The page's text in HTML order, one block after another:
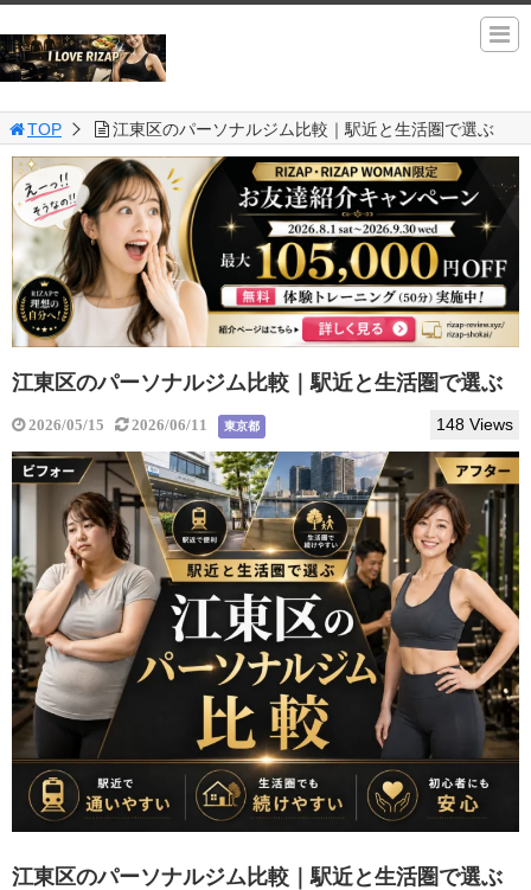
TOP 江東区のパーソナルジム比較｜駅近と生活圏で選ぶ
江東区のパーソナルジム比較｜駅近と生活圏で選ぶ
2026/05/15 2026/06/11 東京都 148 Views
江東区のパーソナルジム比較｜駅近と生活圏で選ぶ